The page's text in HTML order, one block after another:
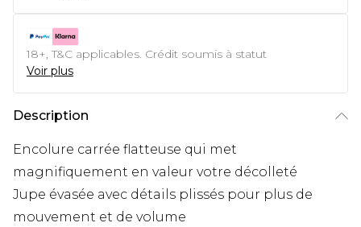
18+, T&C applicables. Crédit soumis à statut
Voir plus
Description
Encolure carrée flatteuse qui met
magnifiquement en valeur votre décolleté
Jupe évasée avec détails plissés pour plus de
mouvement et de volume